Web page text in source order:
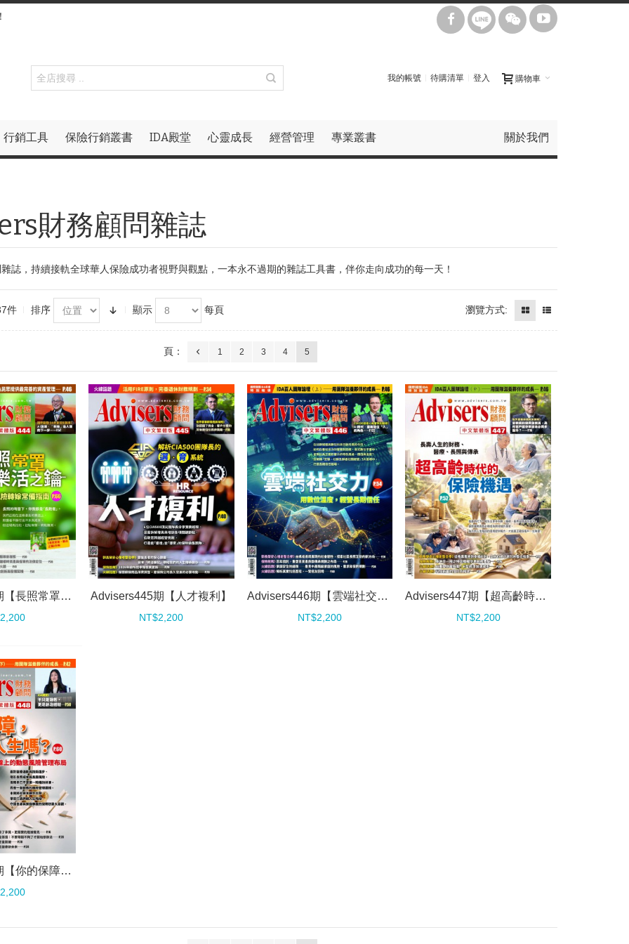
購物車
我的帳號 待購清單 登入
行銷工具 保險行銷叢書 IDA殿堂 心靈成長 經營管理 專業叢書 關於我們
財務顧問雜誌
誌，持續接軌全球華人保險成功者視野與觀點，一本永不過期的雜誌工具書，伴你走向成功的每一天！
件 排序 顯示 每頁 瀏覽方式:
頁： 1 2 3 4 5
Advisers444期【長照常罩，樂活之鑰】 Advisers445期【人才複利】
NT$2,200
Advisers446期【雲端社交力】
NT$2,200
Advisers447期【超高齡時代的保險機遇】
NT$2,200
Advisers448期【你的保障，跟得上人生嗎？】